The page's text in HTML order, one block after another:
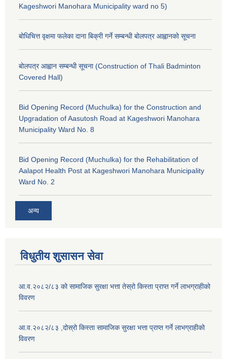
Kageshwori Manohara Municipality ward no 5)
बोधिचित्त वृक्षमा फलेका दाना बिक्री गर्ने सम्बन्धी बोलपत्र आह्वानको सूचना
बोलपत्र आह्वान सम्बन्धी सूचना (Construction of Thali Badminton
Covered Hall)
Bid Opening Record (Muchulka) for the Construction and
Upgradation of Aasutosh Road at Kageshwori Manohara
Municipality Ward No. 8
Bid Opening Record (Muchulka) for the Rehabilitation of
Aalapot Health Post at Kageshwori Manohara Municipality
Ward No. 2
अन्य
विधुतीय शुसासन सेवा
आ.व.२०८२/८३ को सामाजिक सुरक्षा भत्ता तेस्रो किस्ता प्राप्त गर्ने लाभग्राहीको
विवरण
आ.व.२०८२/८३ ,दोस्रो किस्ता सामाजिक सुरक्षा भत्ता प्राप्त गर्ने लाभग्राहीको
विवरण